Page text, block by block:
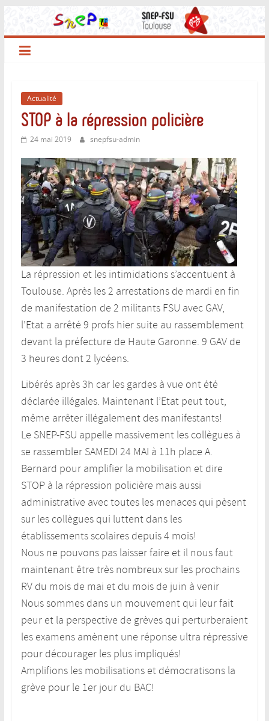
contenu
Actualité
STOP à la répression policière
24 mai 2019 snepfsu-admin
La répression et les intimidations s’accentuent à
Toulouse. Après les 2 arrestations de mardi en fin
de manifestation de 2 militants FSU avec GAV,
l’Etat a arrêté 9 profs hier suite au rassemblement
devant la préfecture de Haute Garonne. 9 GAV de
3 heures dont 2 lycéens.
Libérés après 3h car les gardes à vue ont été
déclarée illégales. Maintenant l’Etat peut tout,
même arrêter illégalement des manifestants!
Le SNEP-FSU appelle massivement les collègues à
se rassembler SAMEDI 24 MAI à 11h place A.
Bernard pour amplifier la mobilisation et dire
STOP à la répression policière mais aussi
administrative avec toutes les menaces qui pèsent
sur les collègues qui luttent dans les
établissements scolaires depuis 4 mois!
Nous ne pouvons pas laisser faire et il nous faut
maintenant être très nombreux sur les prochains
RV du mois de mai et du mois de juin à venir
Nous sommes dans un mouvement qui leur fait
peur et la perspective de grèves qui perturberaient
les examens amènent une réponse ultra répressive
pour décourager les plus impliqués!
Amplifions les mobilisations et démocratisons la
grève pour le 1er jour du BAC!